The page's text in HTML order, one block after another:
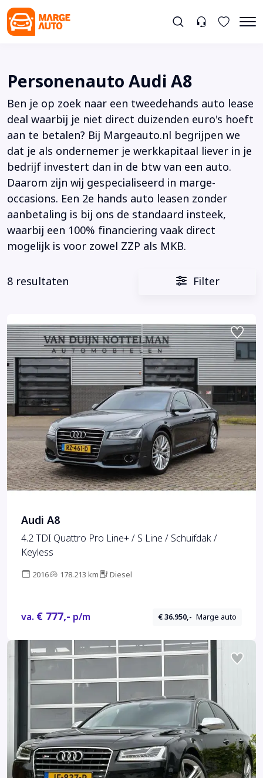
Personenauto Audi A8
Ben je op zoek naar een tweedehands auto lease
deal waarbij je niet direct duizenden euro's hoeft
aan te betalen? Bij Margeauto.nl begrijpen we
dat je als ondernemer je werkkapitaal liever in je
bedrijf investert dan in de btw van een auto.
Daarom zijn wij gespecialiseerd in marge-
occasions. Een 2e hands auto leasen zonder
aanbetaling is bij ons de standaard insteek,
waarbij een 100% financiering vaak direct
mogelijk is voor zowel ZZP als MKB.
8 resultaten Filter
Audi A8
4.2 TDI Quattro Pro Line+ / S Line / Schuifdak /
Keyless
2016 178.213 km Diesel
va. € 777,- p/m € 36.950,- Marge auto